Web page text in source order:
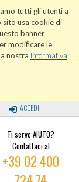
tutti gli utenti a
sito usa cookie di
banner
modificare le
nostra Informativa
ACCEDI
Ti serve AIUTO?
Contattaci al
+39 02 400